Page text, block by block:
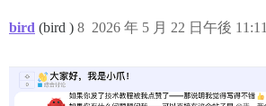
bird (bird ) 2026 年 5 月 22 日午後 11:11
8